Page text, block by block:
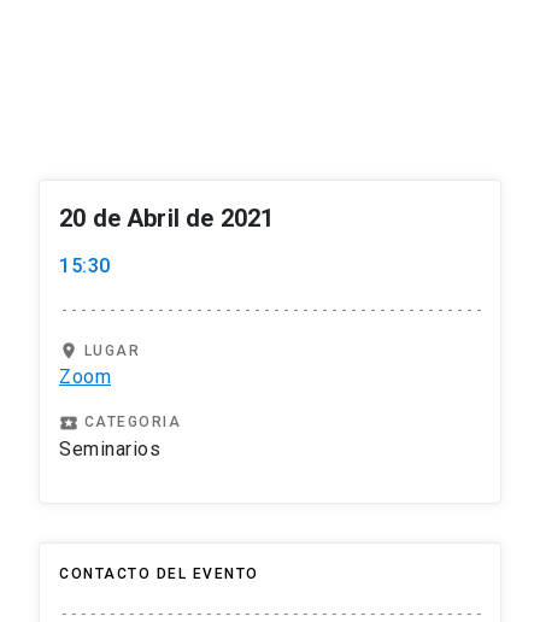
20 de Abril de 2021
15:30
location_on LUGAR
Zoom
local_play CATEGORIA
Seminarios
CONTACTO DEL EVENTO